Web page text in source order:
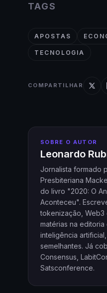
TAGS
APOSTAS
TECNOLOGIA
COMPARTILHAR
SOBRE O AUTOR
Leonardo
Jornalista formado
Presbiteriana
do livro "2020: O
Aconteceu".
tokenização, Web3
matérias na
inteligência
semelhantes. Já
Consensus,
Satsconference.